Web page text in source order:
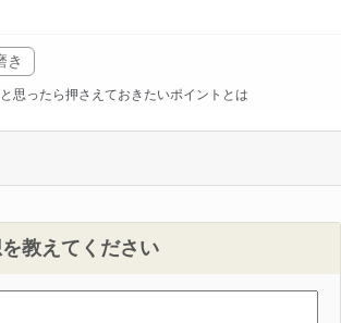
き
思ったら押さえておきたいポイントとは
教えてください